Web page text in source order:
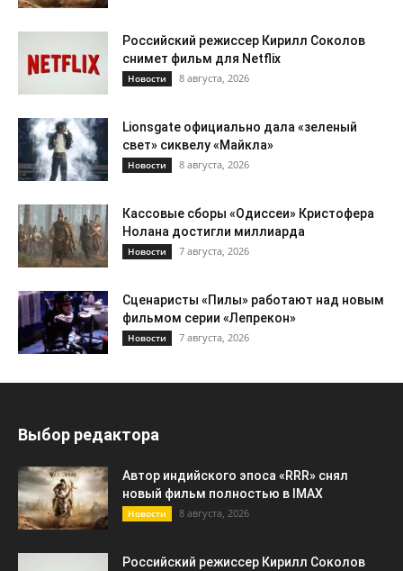
Российский режиссер Кирилл Соколов
снимет фильм для Netflix
Новости 8 августа, 2026
Lionsgate официально дала «зеленый
свет» сиквелу «Майкла»
Новости 8 августа, 2026
Кассовые сборы «Одиссеи» Кристофера
Нолана достигли миллиарда
Новости 7 августа, 2026
Сценаристы «Пилы» работают над новым
фильмом серии «Лепрекон»
Новости 7 августа, 2026
Выбор редактора
Автор индийского эпоса «RRR» снял
новый фильм полностью в IMAX
Новости 8 августа, 2026
Российский режиссер Кирилл Соколов